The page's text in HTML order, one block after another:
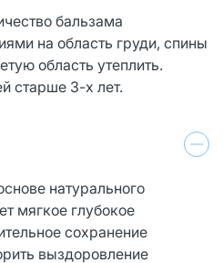
бальзама
на область груди, спины
область утеплить.
старше 3-х лет.
натурального
мягкое глубокое
сохранение
выздоровление